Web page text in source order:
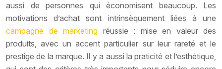
aussi de personnes qui économisent beaucoup. Les
motivations d’achat sont intrinsèquement liées à une
campagne de marketing réussie : mise en valeur des
produits, avec un accent particulier sur leur rareté et le
prestige de la marque. Il y a aussi la praticité et l’esthétique,